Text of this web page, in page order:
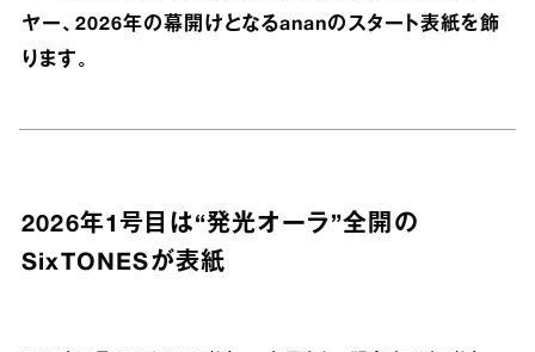
ヤー、2026年の幕開けとなるananのスタート表紙を飾
ります。
2026年1号目は“発光オーラ”全開の
SixTONESが表紙